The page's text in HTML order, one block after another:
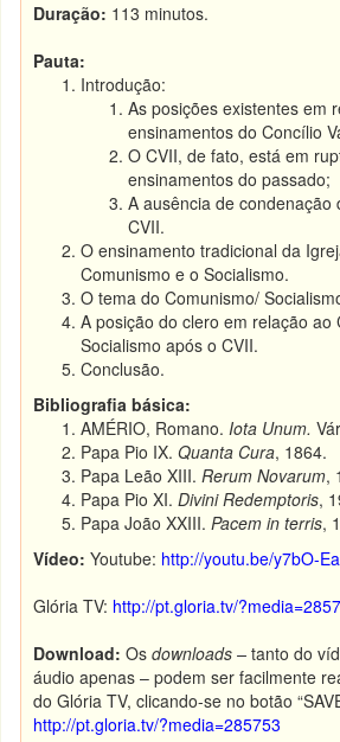
Duração: 113 minutos.
Pauta:
Introdução:
As posições existentes em
ensinamentos do Concílio
O CVII, de fato, está em
ensinamentos do passado;
A ausência de condenação
CVII.
O ensinamento tradicional da
Comunismo e o Socialismo.
O tema do Comunismo/
A posição do clero em relação ao
Socialismo após o CVII.
Conclusão.
Bibliografia básica:
AMÉRIO, Romano.Iota Unum.
Papa Pio IX.Quanta Cura, 1864.
Papa Leão XIII.Rerum Novarum,
Papa Pio XI.Divini Redemptoris,
Papa João XXIII.Pacem in terris,
Vídeo: Youtube: http://youtu.be/y7bO-
Glória TV: http://pt.gloria.tv/
Download: Osdownloads –tanto do
áudio apenas – podem ser facilmente
do Glória TV, clicando-se no botão
http://pt.gloria.tv/?media=285753